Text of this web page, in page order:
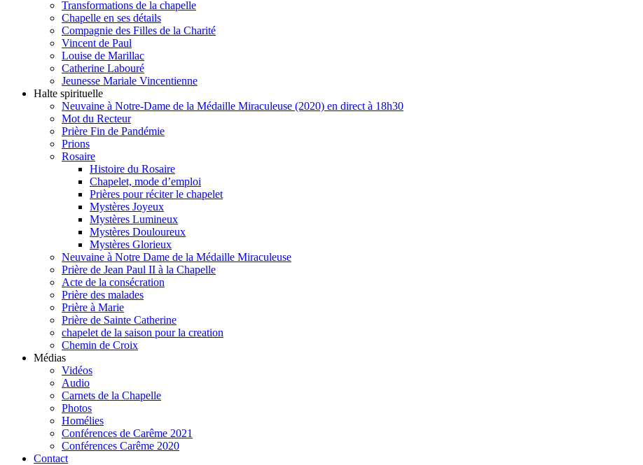
Transformations de la chapelle
Chapelle en ses détails
Compagnie des Filles de la Charité
Vincent de Paul
Louise de Marillac
Catherine Labouré
Jeunesse Mariale Vincentienne
Halte spirituelle
Neuvaine à Notre-Dame de la Médaille Miraculeuse (2020) en direct à 18h30
Mot du Recteur
Prière Fin de Pandémie
Prions
Rosaire
Histoire du Rosaire
Chapelet, mode d’emploi
Prières pour réciter le chapelet
Mystères Joyeux
Mystères Lumineux
Mystères Douloureux
Mystères Glorieux
Neuvaine à Notre Dame de la Médaille Miraculeuse
Prière de Jean Paul II à la Chapelle
Acte de la consécration
Prière des malades
Prière à Marie
Prière de Sainte Catherine
chapelet de la saison pour la creation
Chemin de Croix
Médias
Vidéos
Audio
Carnets de la Chapelle
Photos
Homélies
Conférences de Carême 2021
Conférences Carême 2020
Contact